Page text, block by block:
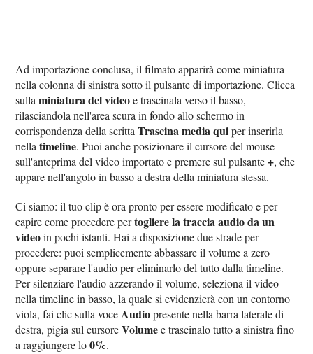
Ad importazione conclusa, il filmato apparirà come miniatura
nella colonna di sinistra sotto il pulsante di importazione. Clicca
sullaminiatura del videoe trascinala verso il basso,
rilasciandola nell'area scura in fondo allo schermo in
corrispondenza della scrittaTrascina media quiper inserirla
nellatimeline. Puoi anche posizionare il cursore del mouse
sull'anteprima del video importato e premere sul pulsante+, che
appare nell'angolo in basso a destra della miniatura stessa.
Ci siamo: il tuo clip è ora pronto per essere modificato e per
capire come procedere pertogliere la traccia audio da un
videoin pochi istanti. Hai a disposizione due strade per
procedere: puoi semplicemente abbassare il volume a zero
oppure separare l'audio per eliminarlo del tutto dalla timeline.
Per silenziare l'audio azzerando il volume, seleziona il video
nella timeline in basso, la quale si evidenzierà con un contorno
viola, fai clic sulla voce Audiopresente nella barra laterale di
destra, pigia sul cursoreVolumee trascinalo tutto a sinistra fino
a raggiungere lo0%.